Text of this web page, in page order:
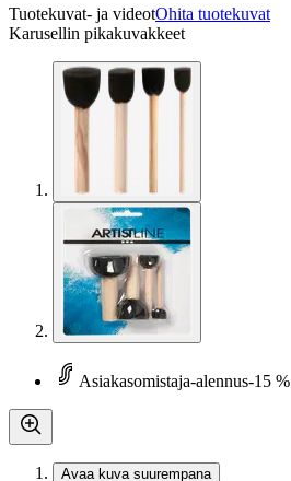
Tuotekuvat- ja videotOhita tuotekuvat
Karusellin pikakuvakkeet
Asiakasomistaja-alennus-15 %
Avaa kuva suurempana